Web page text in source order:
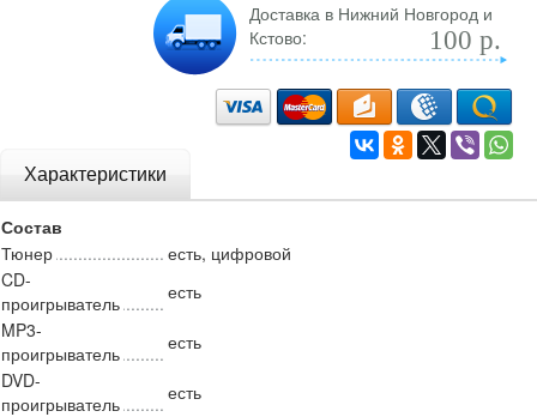
Доставка в Нижний Новгород и
Кстово:
100 р.
Характеристики
Состав
Тюнер
есть, цифровой
CD-
проигрыватель
есть
MP3-
проигрыватель
есть
DVD-
проигрыватель
есть